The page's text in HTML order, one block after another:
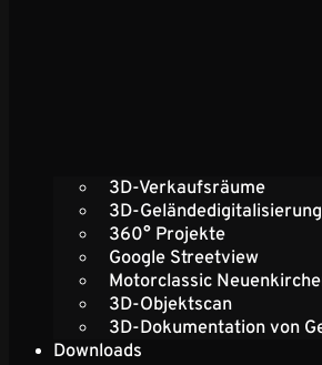
3D-Verkaufsräume
3D-Geländedigitalisierung
360° Projekte
Google Streetview
Motorclassic
3D-Objektscan
3D-Dokumentation von
Downloads